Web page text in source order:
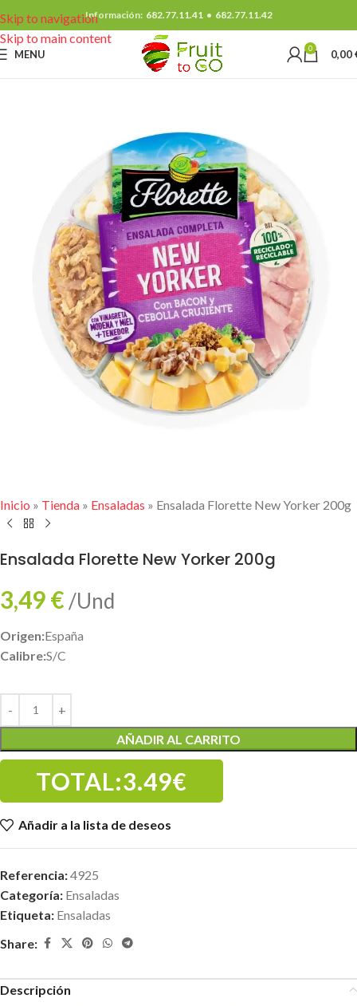
Skip to navigation
Skip to main content
Información: 682.77.11.41• 682.77.11.42
MENU 0 0,00
Inicio » Tienda » Ensaladas » Ensalada Florette New Yorker 200g
Ensalada Florette New Yorker 200g
3,49€ /Und
Origen:España
Calibre:S/C
AÑADIR AL CARRITO
TOTAL:3.49€
Añadir a la lista de deseos
Referencia:4925
Categoría: Ensaladas
Etiqueta: Ensaladas
Share:
Descripción